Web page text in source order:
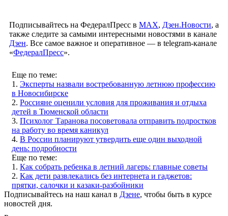
Подписывайтесь на ФедералПресс в МАХ, Дзен.Новости, а
также следите за самыми интересными новостями в канале
Дзен. Все самое важное и оперативное — в telegram-канале
«ФедералПресс».
Еще по теме:
1. Эксперты назвали востребованную летнюю профессию
в Новосибирске
2. Россияне оценили условия для проживания и отдыха
детей в Тюменской области
3. Психолог Таранова посоветовала отправить подростков
на работу во время каникул
4. В России планируют утвердить еще один выходной
день: подробности
Еще по теме:
1. Как собрать ребенка в летний лагерь: главные советы
2. Как дети развлекались без интернета и гаджетов:
прятки, салочки и казаки-разбойники
Подписывайтесь на наш канал в Дзене, чтобы быть в курсе
новостей дня.